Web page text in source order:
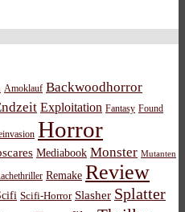
Amoklauf Backwoodhorror
Exploitation Fantasy Found
Horror
Mediabook Monster Mutanten
Remake Review
Scifi-Horror Slasher Splatter